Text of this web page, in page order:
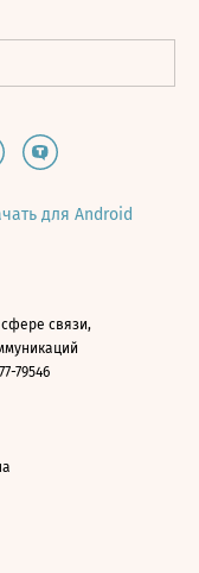
для Android
связи,
79546